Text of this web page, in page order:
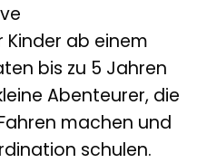
Kinder ab einem
bis zu 5 Jahren
Abenteurer, die
machen und
schulen.